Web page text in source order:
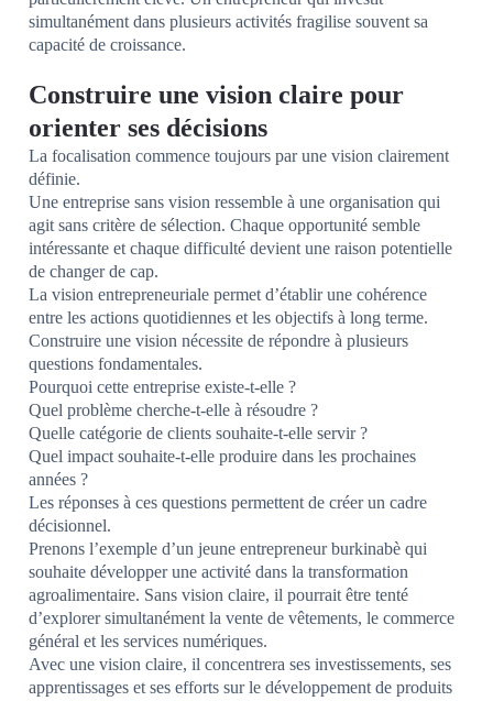
simultanément dans plusieurs activités fragilise souvent sa
capacité de croissance.
Construire une vision claire pour
orienter ses décisions
La focalisation commence toujours par une vision clairement
définie.
Une entreprise sans vision ressemble à une organisation qui
agit sans critère de sélection. Chaque opportunité semble
intéressante et chaque difficulté devient une raison potentielle
de changer de cap.
La vision entrepreneuriale permet d’établir une cohérence
entre les actions quotidiennes et les objectifs à long terme.
Construire une vision nécessite de répondre à plusieurs
questions fondamentales.
Pourquoi cette entreprise existe-t-elle ?
Quel problème cherche-t-elle à résoudre ?
Quelle catégorie de clients souhaite-t-elle servir ?
Quel impact souhaite-t-elle produire dans les prochaines
années ?
Les réponses à ces questions permettent de créer un cadre
décisionnel.
Prenons l’exemple d’un jeune entrepreneur burkinabè qui
souhaite développer une activité dans la transformation
agroalimentaire. Sans vision claire, il pourrait être tenté
d’explorer simultanément la vente de vêtements, le commerce
général et les services numériques.
Avec une vision claire, il concentrera ses investissements, ses
apprentissages et ses efforts sur le développement de produits